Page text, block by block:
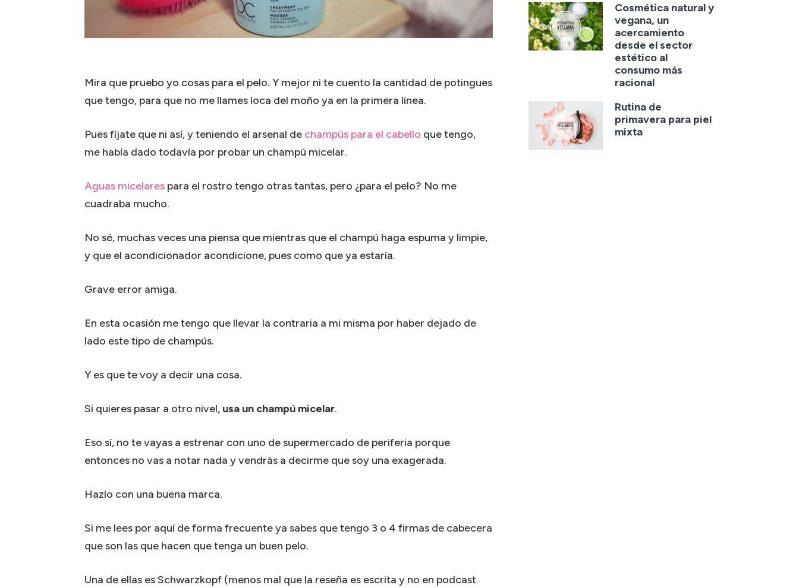
Mira que pruebo yo cosas para el pelo. Y mejor ni te cuento la cantidad de potingues
que tengo, para que no me llames loca del moño ya en la primera línea.
Pues fíjate que ni así, y teniendo el arsenal de champús para el cabello que tengo,
me había dado todavía por probar un champú micelar.
Aguas micelares para el rostro tengo otras tantas, pero ¿para el pelo? No me
cuadraba mucho.
No sé, muchas veces una piensa que mientras que el champú haga espuma y limpie,
y que el acondicionador acondicione, pues como que ya estaría.
Grave error amiga.
En esta ocasión me tengo que llevar la contraria a mi misma por haber dejado de
lado este tipo de champús.
Y es que te voy a decir una cosa.
Si quieres pasar a otro nivel, usa un champú micelar.
Eso sí, no te vayas a estrenar con uno de supermercado de periferia porque
entonces no vas a notar nada y vendrás a decirme que soy una exagerada.
Hazlo con una buena marca.
Si me lees por aquí de forma frecuente ya sabes que tengo 3 o 4 firmas de cabecera
que son las que hacen que tenga un buen pelo.
Una de ellas es Schwarzkopf (menos mal que la reseña es escrita y no en podcast
Cosmética natural y
vegana, un
acercamiento
desde el sector
estético al
consumo más
racional
Rutina de
primavera para piel
mixta